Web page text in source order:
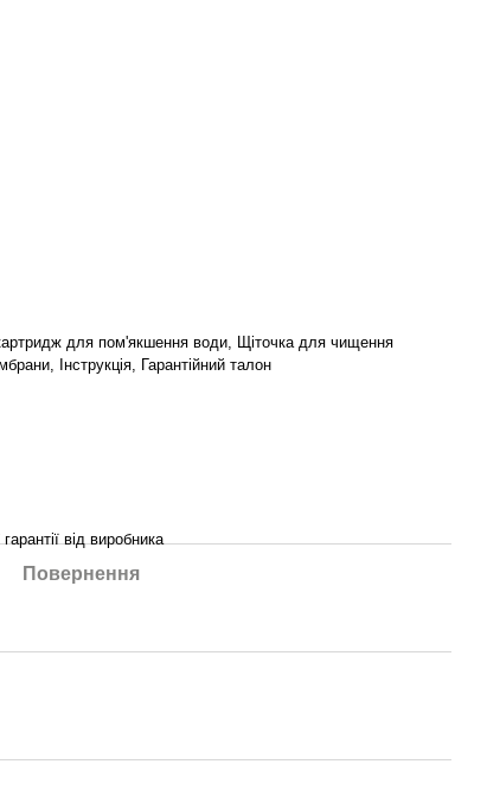
для пом'якшення води, Щіточка для чищення
Інструкція, Гарантійний талон
від виробника
Повернення